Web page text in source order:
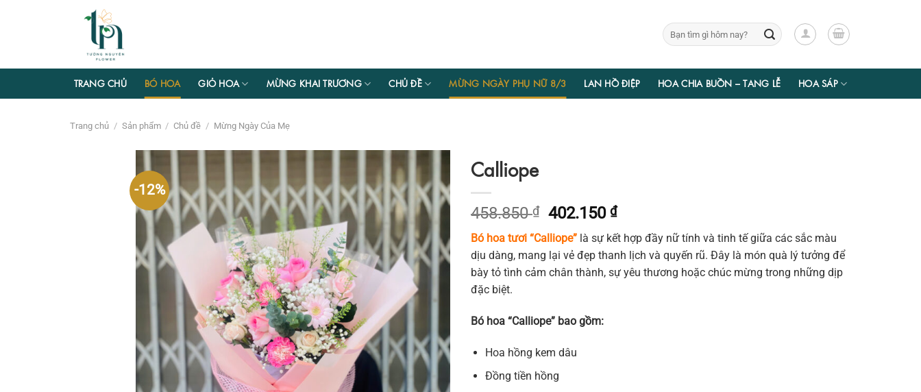
Tìm
kiếm:
TRANG CHỦ BÓ HOA GIỎ HOA MỪNG KHAI TRƯƠNG CHỦ ĐỀ MỪNG NGÀY PHỤ NỮ 8/3 LAN HỒ ĐIỆP HOA CHIA BUỒN – TANG LỄ HOA SÁP
Trang chủ / Sản phẩm / Chủ đề / Mừng Ngày Của Mẹ
-12%
Calliope
458.850₫
Giá
gốc
là:
458.850 ₫.
402.150₫Giá
hiện
tại
là:
402.150 ₫.
Bó hoa tươi “Calliope” là sự kết hợp đầy nữ tính và tinh tế giữa các sắc màu
dịu dàng, mang lại vẻ đẹp thanh lịch và quyến rũ. Đây là món quà lý tưởng để
bày tỏ tình cảm chân thành, sự yêu thương hoặc chúc mừng trong những dịp
đặc biệt.
Bó hoa “Calliope” bao gồm:
Hoa hồng kem dâu
Đồng tiền hồng